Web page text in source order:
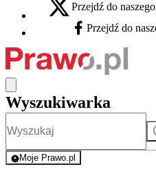
X - otwiera się w nowej karcie
Przejdź do
Facebook - otwiera się w
Przejdź do
Wyszukiwarka
Moje Prawo.pl
- rejestracja i logowanie do